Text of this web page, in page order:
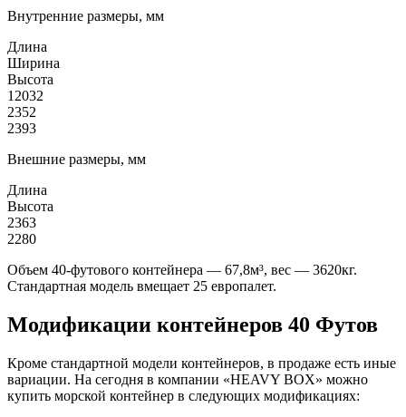
Внутренние размеры, мм
Длина
Ширина
Высота
12032
2352
2393
Внешние размеры, мм
Длина
Высота
2363
2280
Объем 40-футового контейнера — 67,8м³, вес — 3620кг.
Стандартная модель вмещает 25 европалет.
Модификации контейнеров 40 Футов
Кроме стандартной модели контейнеров, в продаже есть иные
вариации. На сегодня в компании «HEAVY BOX» можно
купить морской контейнер в следующих модификациях: